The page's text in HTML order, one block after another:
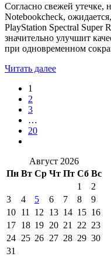
Согласно свежей утечке,
Notebookcheck,
PlayStation Spectral Super
значительно улучшит
при одновременном
Читать далее
1
2
3
…
20
Август 2026
Пн Вт Ср Чт Пт Сб Вс
1
2
3
4 5 6 7 8
9
10 11 12 13 14 15 16
17 18 19 20 21 22 23
24 25 26 27 28 29 30
31